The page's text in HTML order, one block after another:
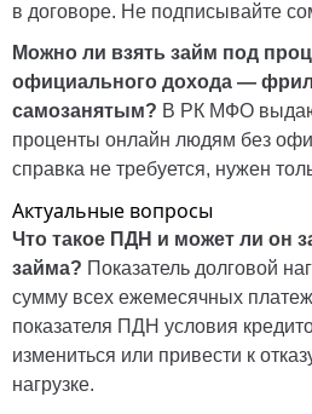
в договоре. Не подписывайте
Можно ли взять займ под
официального дохода —
самозанятым? В РК МФО
проценты онлайн людям без
справка не требуется, нужен
Актуальные вопросы
Что такое ПДН и может ли он
займа? Показатель долговой
сумму всех ежемесячных
показателя ПДН условия
измениться или привести к
нагрузке.